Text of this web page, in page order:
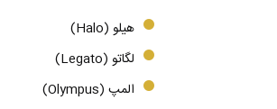
هیلو (Halo)
لگاتو (Legato)
المپ (Olympus)